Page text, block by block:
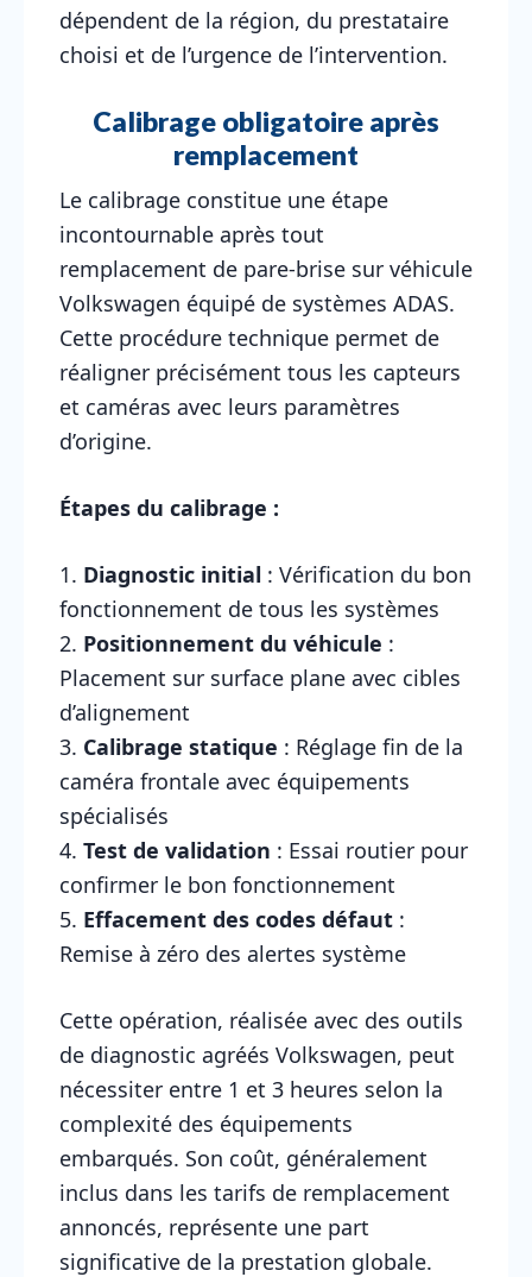
dépendent de la région, du prestataire
choisi et de l’urgence de l’intervention.
Calibrage obligatoire après
remplacement
Le calibrage constitue une étape
incontournable après tout
remplacement de pare-brise sur véhicule
Volkswagen équipé de systèmes ADAS.
Cette procédure technique permet de
réaligner précisément tous les capteurs
et caméras avec leurs paramètres
d’origine.
Étapes du calibrage :
1. Diagnostic initial : Vérification du bon
fonctionnement de tous les systèmes
2. Positionnement du véhicule :
Placement sur surface plane avec cibles
d’alignement
3. Calibrage statique : Réglage fin de la
caméra frontale avec équipements
spécialisés
4. Test de validation : Essai routier pour
confirmer le bon fonctionnement
5. Effacement des codes défaut :
Remise à zéro des alertes système
Cette opération, réalisée avec des outils
de diagnostic agréés Volkswagen, peut
nécessiter entre 1 et 3 heures selon la
complexité des équipements
embarqués. Son coût, généralement
inclus dans les tarifs de remplacement
annoncés, représente une part
significative de la prestation globale.